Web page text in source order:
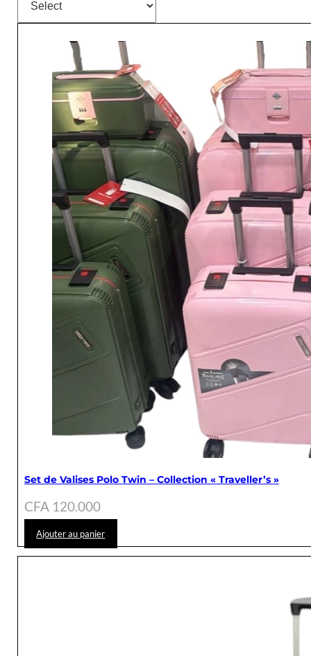
Set de Valises Polo Twin – Collection « Traveller’s »
CFA120.000
Ajouter au panier